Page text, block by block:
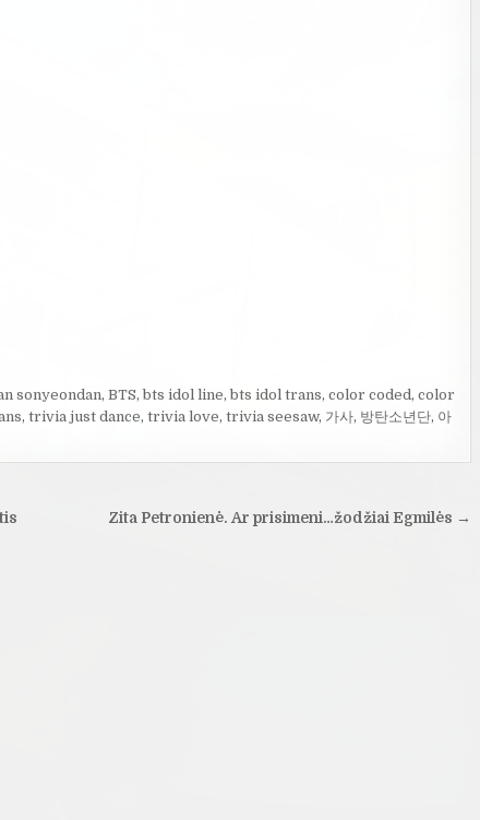
sonyeondan, BTS,bts idol line, bts idol trans, color coded, color
, trivia just dance, trivia love, trivia seesaw, 가사, 방탄소년단, 아
Zita Petronienė. Ar prisimeni…žodžiai Egmilės →